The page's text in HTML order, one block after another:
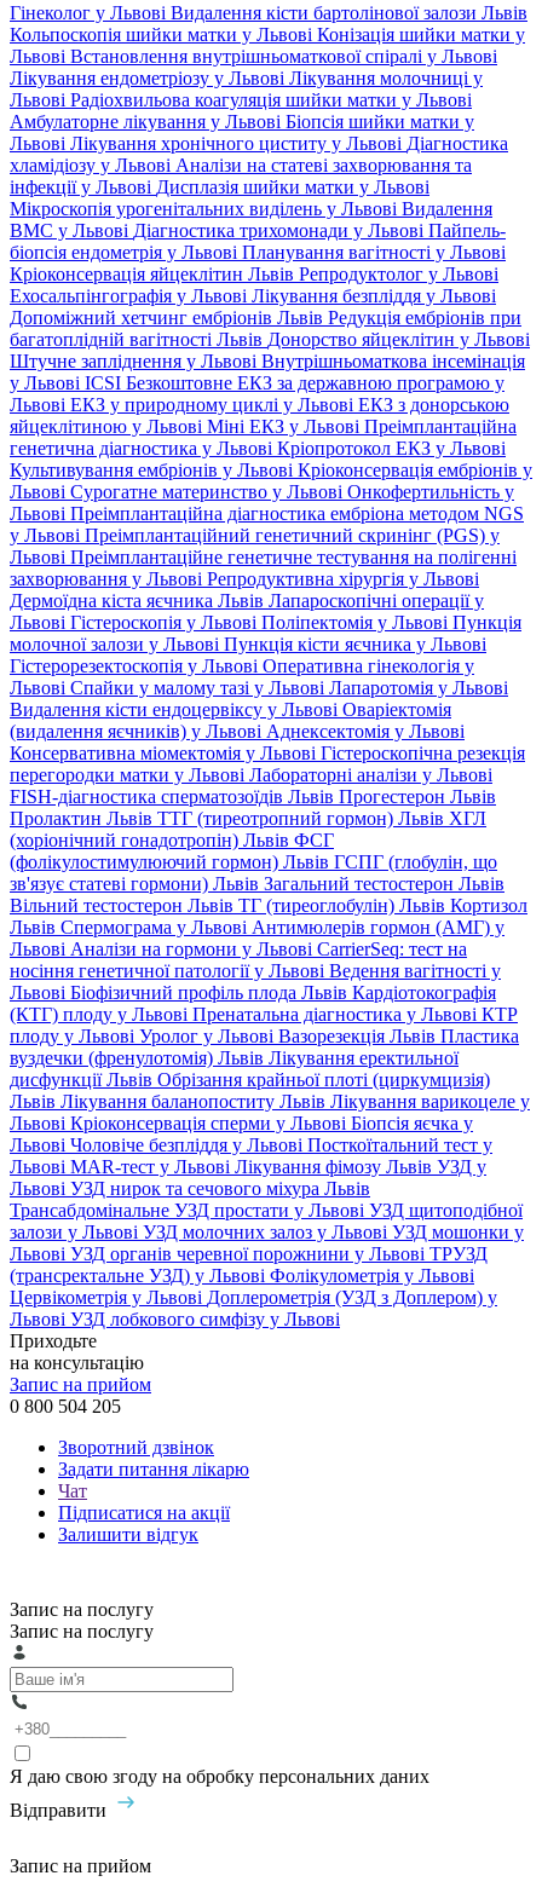
Гінеколог у Львові Видалення кісти бартолінової залози Львів
Кольпоскопія шийки матки у Львові Конізація шийки матки у
Львові Встановлення внутрішньоматкової спіралі у Львові
Лікування ендометріозу у Львові Лікування молочниці у
Львові Радіохвильова коагуляція шийки матки у Львові
Амбулаторне лікування у Львові Біопсія шийки матки у
Львові Лікування хронічного циститу у Львові Діагностика
хламідіозу у Львові Аналізи на статеві захворювання та
інфекції у Львові Дисплазія шийки матки у Львові
Мікроскопія урогенітальних виділень у Львові Видалення
ВМС у Львові Діагностика трихомонади у Львові Пайпель-
біопсія ендометрія у Львові Планування вагітності у Львові
Кріоконсервація яйцеклітин Львів Репродуктолог у Львові
Ехосальпінгографія у Львові Лікування безпліддя у Львові
Допоміжний хетчинг ембріонів Львів Редукція ембріонів при
багатоплідній вагітності Львів Донорство яйцеклітин у Львові
Штучне запліднення у Львові Внутрішньоматкова інсемінація
у Львові ICSI Безкоштовне ЕКЗ за державною програмою у
Львові ЕКЗ у природному циклі у Львові ЕКЗ з донорською
яйцеклітиною у Львові Міні ЕКЗ у Львові Преімплантаційна
генетична діагностика у Львові Кріопротокол ЕКЗ у Львові
Культивування ембріонів у Львові Кріоконсервація ембріонів у
Львові Сурогатне материнство у Львові Онкофертильність у
Львові Преімплантаційна діагностика ембріона методом NGS
у Львові Преімплантаційний генетичний скринінг (PGS) у
Львові Преімплантаційне генетичне тестування на полігенні
захворювання у Львові Репродуктивна хірургія у Львові
Дермоїдна кіста яєчника Львів Лапароскопічні операції у
Львові Гістероскопія у Львові Поліпектомія у Львові Пункція
молочної залози у Львові Пункція кісти яєчника у Львові
Гістерорезектоскопія у Львові Оперативна гінекологія у
Львові Спайки у малому тазі у Львові Лапаротомія у Львові
Видалення кісти ендоцервіксу у Львові Оваріектомія
(видалення яєчників) у Львові Аднексектомія у Львові
Консервативна міомектомія у Львові Гістероскопічна резекція
перегородки матки у Львові Лабораторні аналізи у Львові
FISH-діагностика сперматозоїдів Львів Прогестерон Львів
Пролактин Львів ТТГ (тиреотропний гормон) Львів ХГЛ
(хоріонічний гонадотропін) Львів ФСГ
(фолікулостимулюючий гормон) Львів ГСПГ (глобулін, що
зв'язує статеві гормони) Львів Загальний тестостерон Львів
Вільний тестостерон Львів ТГ (тиреоглобулін) Львів Кортизол
Львів Спермограма у Львові Антимюлерів гормон (АМГ) у
Львові Аналізи на гормони у Львові CarrierSeq: тест на
носіння генетичної патології у Львові Ведення вагітності у
Львові Біофізичний профіль плода Львів Кардіотокографія
(КТГ) плоду у Львові Пренатальна діагностика у Львові КТР
плоду у Львові Уролог у Львові Вазорезекція Львів Пластика
вуздечки (френулотомія) Львів Лікування еректильної
дисфункції Львів Обрізання крайньої плоті (циркумцизія)
Львів Лікування баланопоститу Львів Лікування варикоцеле у
Львові Кріоконсервація сперми у Львові Біопсія яєчка у
Львові Чоловіче безпліддя у Львові Посткоїтальний тест у
Львові MAR-тест у Львові Лікування фімозу Львів УЗД у
Львові УЗД нирок та сечового міхура Львів
Трансабдомінальне УЗД простати у Львові УЗД щитоподібної
залози у Львові УЗД молочних залоз у Львові УЗД мошонки у
Львові УЗД органів черевної порожнини у Львові ТРУЗД
(трансректальне УЗД) у Львові Фолікулометрія у Львові
Цервікометрія у Львові Доплерометрія (УЗД з Доплером) у
Львові УЗД лобкового симфізу у Львові
Приходьте
на консультацію
Запис на прийом
0 800 504 205
Зворотний дзвінок
Задати питання лікарю
Чат
Підписатися на акції
Залишити відгук
Запис на послугу
Запис на послугу
Я даю свою згоду на обробку персональних даних
Відправити
Запис на прийом